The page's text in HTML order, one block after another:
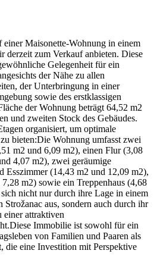
Maisonette-Wohnung in einem
derzeit zum Verkauf anbieten. Diese
Gelegenheit für ein
der Nähe zu allen
der Unterbringung in einer
sowie des erstklassigen
der Wohnung beträgt 64,52 m2
und zweiten Stock des Gebäudes.
organisiert, um optimale
bieten:Die Wohnung umfasst zwei
m2 und 6,09 m2), einen Flur (3,08
4,07 m2), zwei geräumige
Esszimmer (14,43 m2 und 12,09 m2),
m2) sowie ein Treppenhaus (4,68
nicht nur durch ihre Lage in einem
aus, sondern auch durch ihr
einer attraktiven
Immobilie ist sowohl für ein
von Familien und Paaren als
die eine Investition mit Perspektive